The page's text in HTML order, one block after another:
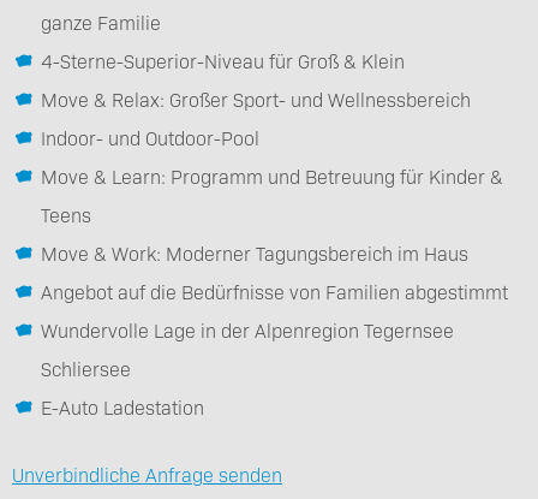
ganze Familie
4-Sterne-Superior-Niveau für Groß & Klein
Move & Relax: Großer Sport- und Wellnessbereich
Indoor- und Outdoor-Pool
Move & Learn: Programm und Betreuung für Kinder &
Teens
Move & Work: Moderner Tagungsbereich im Haus
Angebot auf die Bedürfnisse von Familien abgestimmt
Wundervolle Lage in der Alpenregion Tegernsee
Schliersee
E-Auto Ladestation
Unverbindliche Anfrage senden